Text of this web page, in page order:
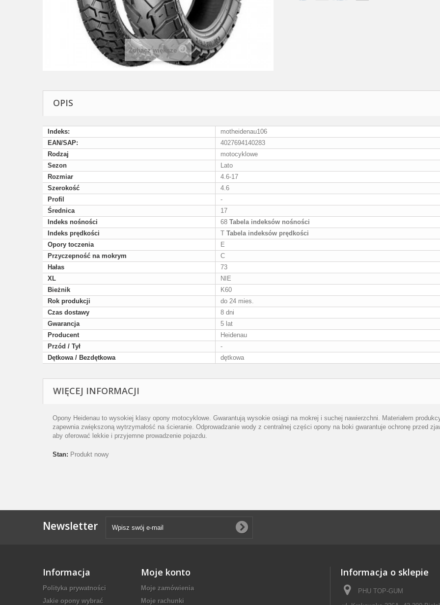
Zobacz większe
OPIS
Indeks:
motheidenau106
EAN/SAP:
4027694140283
Rodzaj
motocyklowe
Sezon
Lato
Rozmiar
4.6-17
Szerokość
4.6
Profil
-
Średnica
17
Indeks nośności
68 Tabela indeksów nośności
Indeks prędkości
T Tabela indeksów prędkości
Opory toczenia
E
Przyczepność na mokrym
C
Hałas
73
XL
NIE
Bieżnik
K60
Rok produkcji
do 24 mies.
Czas dostawy
8 dni
Gwarancja
5 lat
Producent
Heidenau
Przód / Tył
-
Dętkowa / Bezdętkowa
dętkowa
WIĘCEJ INFORMACJI
Opony Heidenau to wysokiej klasy opony motocyklowe. Gwarantują wysokie osiągi na mokrej i suchej nawierzchni. Materiałem
zapewnia zwiększoną wytrzymałość na ścieranie. Odprowadzanie wody z centralnej części opony na boki gwarantuje ochronę przed
aby oferować lekkie i przyjemne prowadzenie pojazdu.
Stan: Produkt nowy
Newsletter
Informacja
Polityka prywatności
Jakie opony wybrać
Moje konto
Moje zamówienia
Moje rachunki
Informacja o sklepie
PHU TOP-GUM